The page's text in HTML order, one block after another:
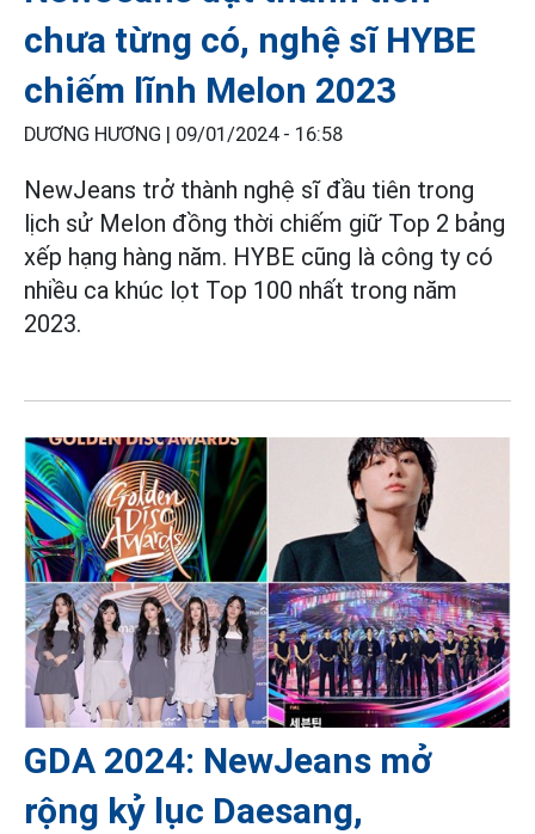
chưa từng có, nghệ sĩ HYBE
chiếm lĩnh Melon 2023
DƯƠNG HƯƠNG | 09/01/2024 - 16:58
NewJeans trở thành nghệ sĩ đầu tiên trong
lịch sử Melon đồng thời chiếm giữ Top 2 bảng
xếp hạng hàng năm. HYBE cũng là công ty có
nhiều ca khúc lọt Top 100 nhất trong năm
2023.
GDA 2024: NewJeans mở
rộng kỷ lục Daesang,